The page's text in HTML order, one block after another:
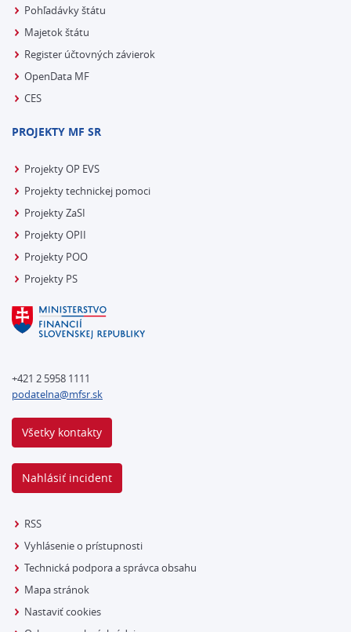
Pohľadávky štátu
Majetok štátu
Register účtovných závierok
OpenData MF
CES
PROJEKTY MF SR
Projekty OP EVS
Projekty technickej pomoci
Projekty ZaSI
Projekty OPII
Projekty POO
Projekty PS
+421 2 5958 1111
podatelna@mfsr.sk
Všetky kontakty
Nahlásiť incident
RSS
Vyhlásenie o prístupnosti
Technická podpora a správca obsahu
Mapa stránok
Nastaviť cookies